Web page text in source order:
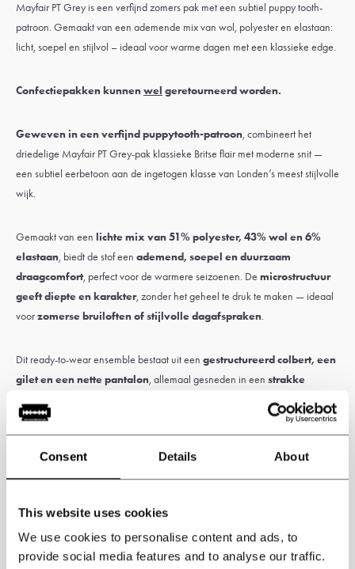
Consent Details About
This website uses cookies
We use cookies to personalise content and ads, to
provide social media features and to analyse our traffic.
Mayfair PT Grey is een verfijnd zomers pak met een subtiel puppy tooth-
patroon. Gemaakt van een ademende mix van wol, polyester en elastaan:
licht, soepel en stijlvol – ideaal voor warme dagen met een klassieke edge.
Confectiepakken kunnenwel geretourneerd worden.
Geweven in een verfijnd puppytooth-patroon, combineert het
driedelige Mayfair PT Grey-pak klassieke Britse flair met moderne snit —
een subtiel eerbetoon aan de ingetogen klasse van Londen’s meest stijlvolle
wijk.
Gemaakt van een lichte mix van 51% polyester, 43% wol en 6%
elastaan, biedt de stof een ademend, soepel en duurzaam
draagcomfort, perfect voor de warmere seizoenen. De microstructuur
geeft diepte en karakter, zonder het geheel te druk te maken — ideaal
voorzomerse bruiloften of stijlvolle dagafspraken.
Dit ready-to-wear ensemble bestaat uit een gestructureerd colbert, een
gilet en een nette pantalon, allemaal gesneden in een strakke
uitsluitend de verantwoordelijkheid van de klant.
Specificaties